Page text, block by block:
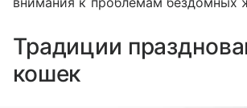
Традиции
кошек